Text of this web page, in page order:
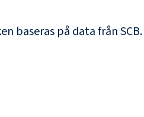
baseras på data från SCB.